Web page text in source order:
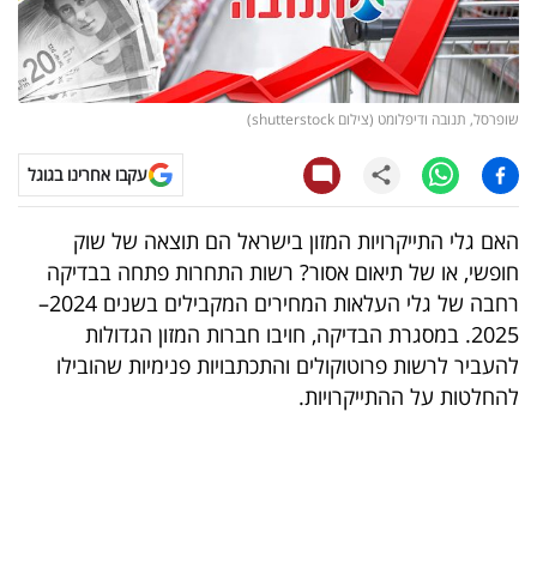
קריפטו
ויראלי
טלוויזיה
עסקי
ספורט
קריירה
ולימודים
מינויים
שופרסל, תנובה ודיפלומט (צילום shutterstock)
עקבו אחרינו בגוגל
האם גלי התייקרויות המזון בישראל הם תוצאה של שוק
חופשי, או של תיאום אסור? רשות התחרות פתחה בבדיקה
רחבה של גלי העלאות המחירים המקבילים בשנים 2024–
2025. במסגרת הבדיקה, חויבו חברות המזון הגדולות
להעביר לרשות פרוטוקולים והתכתבויות פנימיות שהובילו
להחלטות על ההתייקרויות.